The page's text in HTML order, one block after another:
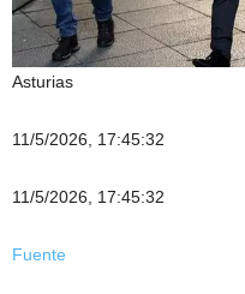
Asturias
11/5/2026, 17:45:32
11/5/2026, 17:45:32
Fuente